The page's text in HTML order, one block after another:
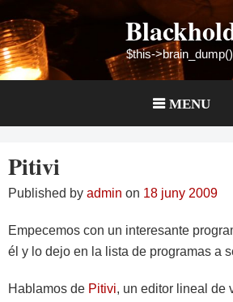
to
content
$this-
MENU
Pitivi
Published by admin on 18 juny 2009
Empecemos con un interesante
él y lo dejo en la lista de programas a
Hablamos de Pitivi, un editor lineal de